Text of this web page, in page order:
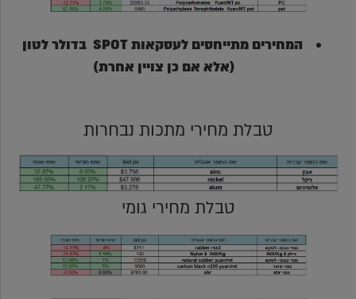
המחירים מתייחסים לעסקאות SPOT בדולר לטון
(אלא אם כן צויין אחרת)
טבלת מחירי מתכות נבחרות
טבלת מחירי גומי